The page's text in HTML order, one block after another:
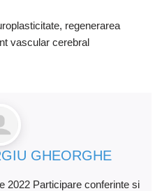
regenerarea
vascular cerebral
GHEORGHE
2022 Participare conferinte si